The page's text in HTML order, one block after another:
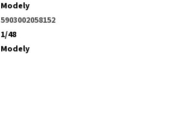
Modely
5903002058152
1/48
Modely